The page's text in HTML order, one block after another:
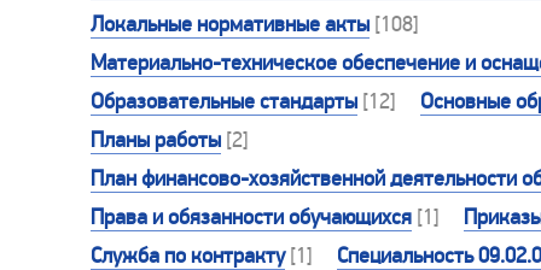
Локальные нормативные акты [108]
Материально-техническое обеспечение и
Образовательные стандарты [12]
Основные
Планы работы [2]
План финансово-хозяйственной деятельности
Права и обязанности обучающихся [1]
Служба по контракту [1]
Специальность